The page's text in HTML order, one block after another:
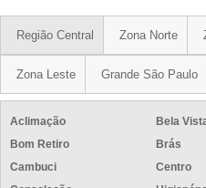
Região Central Zona Norte
Zona Leste Grande São Paulo
Aclimação
Bela
Bom Retiro
Brás
Cambuci
Centro